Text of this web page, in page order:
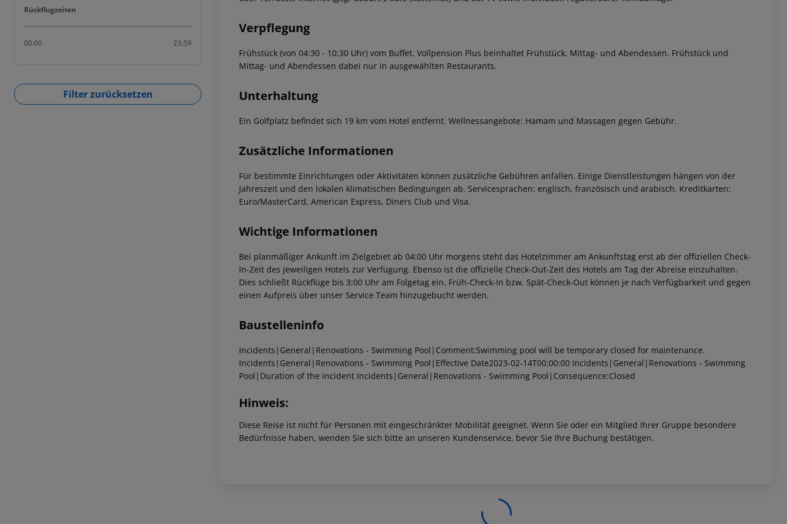
Rückflugzeiten
Rückflugzeiten
00:00 23:59
Filter zurücksetzen
Verpflegung
Frühstück (von 04:30 - 10:30 Uhr) vom Buffet. Vollpension Plus beinhaltet Frühstück, Mittag- und Abendessen. Frühstück und
Mittag- und Abendessen dabei nur in ausgewählten Restaurants.
Unterhaltung
Ein Golfplatz befindet sich 19 km vom Hotel entfernt. Wellnessangebote: Hamam und Massagen gegen Gebühr.
Zusätzliche Informationen
Für bestimmte Einrichtungen oder Aktivitäten können zusätzliche Gebühren anfallen. Einige Dienstleistungen hängen von der
Jahreszeit und den lokalen klimatischen Bedingungen ab. Servicesprachen: englisch, französisch und arabisch. Kreditkarten:
Euro/MasterCard, American Express, Diners Club und Visa.
Wichtige Informationen
Bei planmäßiger Ankunft im Zielgebiet ab 04:00 Uhr morgens steht das Hotelzimmer am Ankunftstag erst ab der offiziellen Check-
In-Zeit des jeweiligen Hotels zur Verfügung. Ebenso ist die offizielle Check-Out-Zeit des Hotels am Tag der Abreise einzuhalten.
Dies schließt Rückflüge bis 3:00 Uhr am Folgetag ein. Früh-Check-In bzw. Spät-Check-Out können je nach Verfügbarkeit und gegen
einen Aufpreis über unser Service Team hinzugebucht werden.
Baustelleninfo
Incidents|General|Renovations - Swimming Pool|Comment:Swimming pool will be temporary closed for maintenance.
Incidents|General|Renovations - Swimming Pool|Effective Date2023-02-14T00:00:00 Incidents|General|Renovations - Swimming
Pool|Duration of the incident Incidents|General|Renovations - Swimming Pool|Consequence:Closed
Hinweis:
Diese Reise ist nicht für Personen mit eingeschränkter Mobilität geeignet. Wenn Sie oder ein Mitglied Ihrer Gruppe besondere
Bedürfnisse haben, wenden Sie sich bitte an unseren Kundenservice, bevor Sie Ihre Buchung bestätigen.